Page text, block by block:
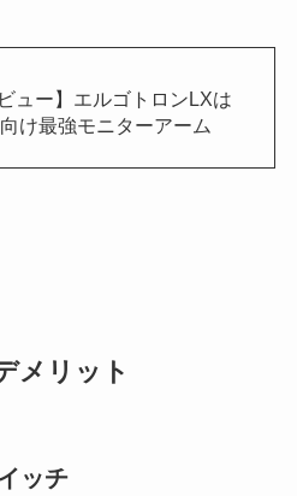
ビュー】エルゴトロンLXは
け最強モニターアーム
メリット
ッチ